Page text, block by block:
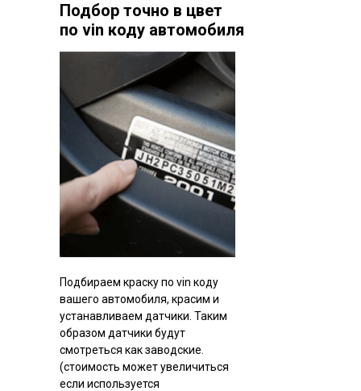
Подбор точно в цвет
по vin коду автомобиля
Подбираем краску по vin коду
вашего автомобиля, красим и
устанавливаем датчики. Таким
образом датчики будут
смотреться как заводские.
(стоимость может увеличиться
если используется